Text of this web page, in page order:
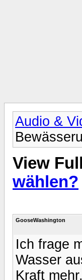
Audio &
View
wählen?
GooseWashington
Ich frage
Wasser
Kraft